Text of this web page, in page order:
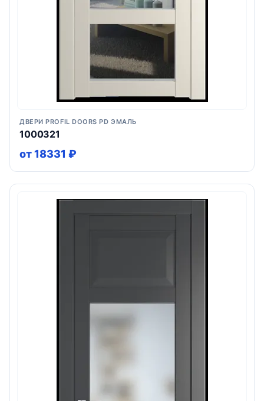
ДВЕРИ PROFIL DOORS PD ЭМАЛЬ
1000321
от 18331 ₽